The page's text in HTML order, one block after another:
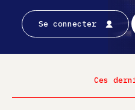
Se connecter
Ces